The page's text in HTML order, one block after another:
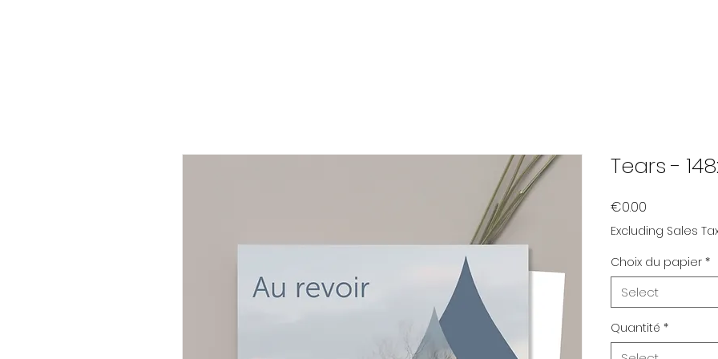
Tears -
€0.00
Excluding Sales
Choix du papier *
Select
Quantité *